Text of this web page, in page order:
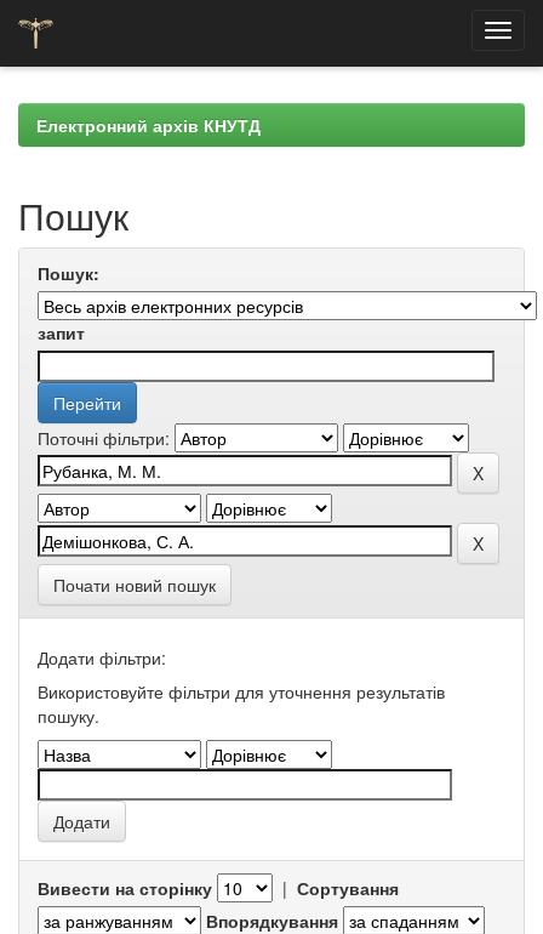
navigationЕлектронний архів КНУТД
Пошук
Пошук:
запит
Поточні фільтри:
Почати новий пошук
Додати фільтри:
Використовуйте фільтри для уточнення результатів
пошуку.
Вивести на сторінку | Сортування
Впорядкування